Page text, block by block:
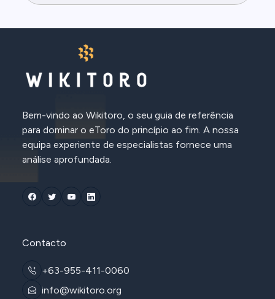
Bem-vindo ao Wikitoro, o seu guia de referência
para dominar o eToro do princípio ao fim. A nossa
equipa experiente de especialistas fornece uma
análise aprofundada.
Contacto
+63-955-411-0060
info@wikitoro.org